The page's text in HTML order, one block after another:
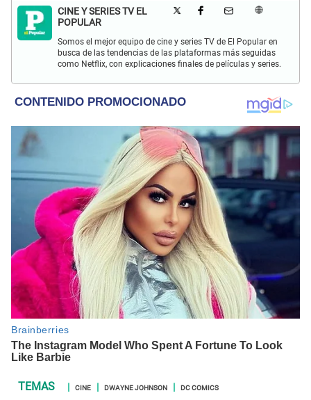
CINE Y SERIES TV EL
POPULAR
Somos el mejor equipo de cine y series TV de El Popular en
busca de las tendencias de las plataformas más seguidas
como Netflix, con explicaciones finales de películas y series.
CINE DWAYNE JOHNSON DC COMICS